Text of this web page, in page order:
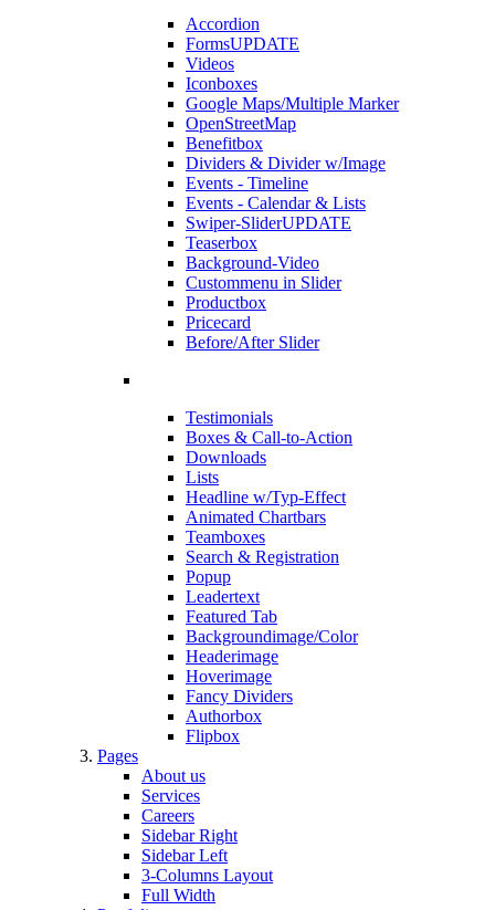
Accordion
FormsUPDATE
Videos
Iconboxes
Google Maps/Multiple Marker
OpenStreetMap
Benefitbox
Dividers & Divider w/Image
Events - Timeline
Events - Calendar & Lists
Swiper-SliderUPDATE
Teaserbox
Background-Video
Custommenu in Slider
Productbox
Pricecard
Before/After Slider
Testimonials
Boxes & Call-to-Action
Downloads
Lists
Headline w/Typ-Effect
Animated Chartbars
Teamboxes
Search & Registration
Popup
Leadertext
Featured Tab
Backgroundimage/Color
Headerimage
Hoverimage
Fancy Dividers
Authorbox
Flipbox
Pages
About us
Services
Careers
Sidebar Right
Sidebar Left
3-Columns Layout
Full Width